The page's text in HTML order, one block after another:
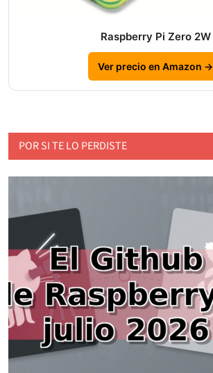
Raspberry Pi Zero 2W
Ver precio en Amazon →
POR SI TE LO PERDISTE